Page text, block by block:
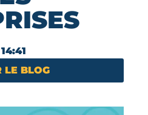
14:41
LE BLOG